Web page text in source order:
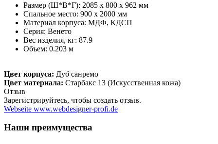
Размер (Ш*В*Г): 2085 x 800 x 962 мм
Спальное место: 900 х 2000 мм
Материал корпуса: МДФ, КДСП
Серия: Венето
Вес изделия, кг: 87.9
Объем: 0.203 м
Цвет корпуса: Дуб санремо
Цвет материала: Старбакс 13 (Искусственная кожа)
Отзыв
Зарегистрируйтесь, чтобы создать отзыв.
Webseite www.webdesigner-profi.de
Наши преимущества